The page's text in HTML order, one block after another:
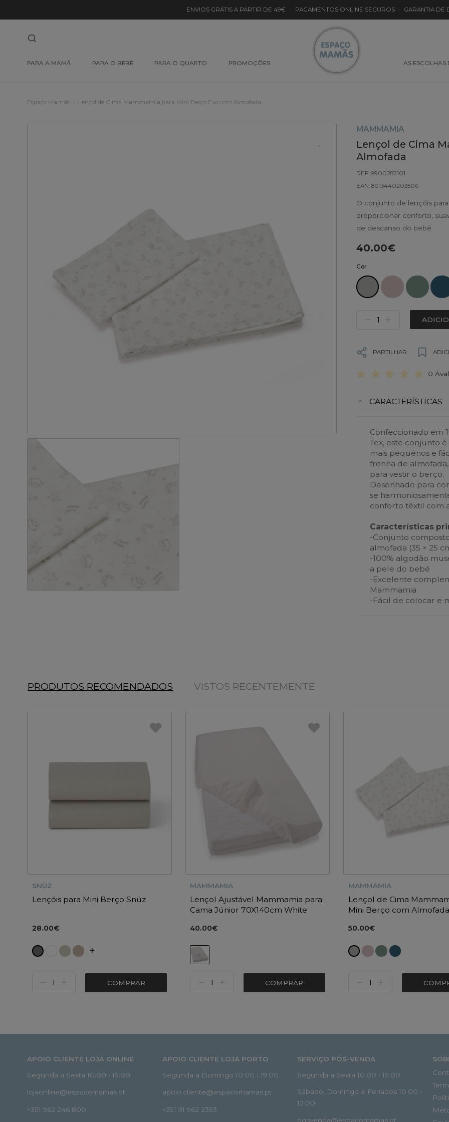
ENVIOS GRÁTIS A PARTIR DE 49€ · PAGAMENTOS ONLINE SEGUROS · GARANTIA DE
PARA A MAMÃ PARA O BEBÉ PARA O QUARTO PROMOÇÕES AS ESCOLHAS
Espaço Mamãs Lençol de Cima Mammamia para Mini Berço Evo com Almofada
MAMMAMIA
Lençol de Cima
Almofada
REF: 9900282101
EAN: 8013440203506
O conjunto de lençóis
proporcionar conforto,
de descanso do bebé.
40.00€
Cor
PARTILHAR
0
CARACTERÍSTICAS
Confeccionado em
Tex, este conjunto
mais pequenos e
fronha de
para vestir o berço.
Desenhado para
se
conforto têxtil com
Características
-Conjunto
almofada (35 × 25
-100% algodão
a pele do bebé
-Excelente
Mammamia
-Fácil de colocar e
PRODUTOS RECOMENDADOS VISTOS RECENTEMENTE
SNÜZ
Lençóis para Mini Berço Snüz
28.00€
COMPRAR
MAMMAMIA
Lençol Ajustável Mammamia para
Cama Júnior 70X140cm White
40.00€
COMPRAR
MAMMAMIA
Lençol de Cima
Mini Berço com
50.00€
APOIO CLIENTE LOJA ONLINE
Segunda a Sexta 10:00 › 19:00
lojaonline@espacomamas.pt
+351 962 246 800
APOIO CLIENTE LOJA PORTO
Segunda a Domingo 10:00 › 19:00
apoio.cliente@espacomamas.pt
+351 91 962 2393
SERVIÇO PÓS-VENDA
Segunda a Sexta 10:00 › 19:00
Sábado, Domingo e Feriados 10:00 ›
12:00
posvenda@espacomamas.pt